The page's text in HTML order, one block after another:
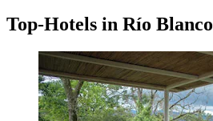
Top-Hotels in Río Blanco